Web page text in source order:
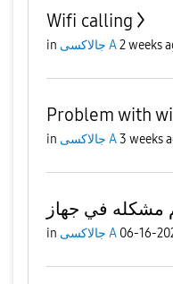
Wifi calling
in جالاكسى A2 weeks
Problem with
in جالاكسى A3 weeks
in جالاكسى A 06-16-